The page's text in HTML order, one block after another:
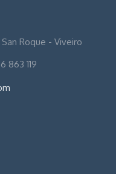
Roque - Viveiro
863 119